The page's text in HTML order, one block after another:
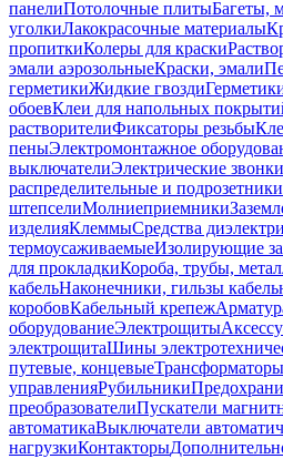
панелиПотолочные плитыБагеты,
уголкиЛакокрасочные материалы
пропиткиКолеры для краски
эмали аэрозольныеКраски, эмали
герметикиЖидкие гвозди
обоевКлеи для напольных
растворителиФиксаторы резьбы
пеныЭлектромонтажное
выключателиЭлектрические звонки
распределительные и подрозетники
штепселиМолниеприемники
изделияКлеммыСредства
термоусаживаемыеИзолирующие
для прокладкиКороба, трубы,
кабельНаконечники, гильзы
коробовКабельный крепеж
оборудованиеЭлектрощиты
электрощитаШины
путевые, концевыеТрансформаторы
управленияРубильники
преобразователиПускатели
автоматикаВыключатели
нагрузкиКонтакторы